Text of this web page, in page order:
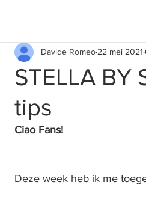
STELLA BY
tips
Davide Romeo22 mei 2021
Ciao Fans!
Deze week heb ik me